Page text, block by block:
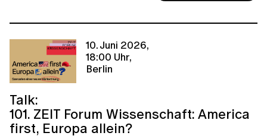
10. Juni 2026,
18:00 Uhr,
Berlin
Talk:
101. ZEIT Forum Wissenschaft: America
first, Europa allein?